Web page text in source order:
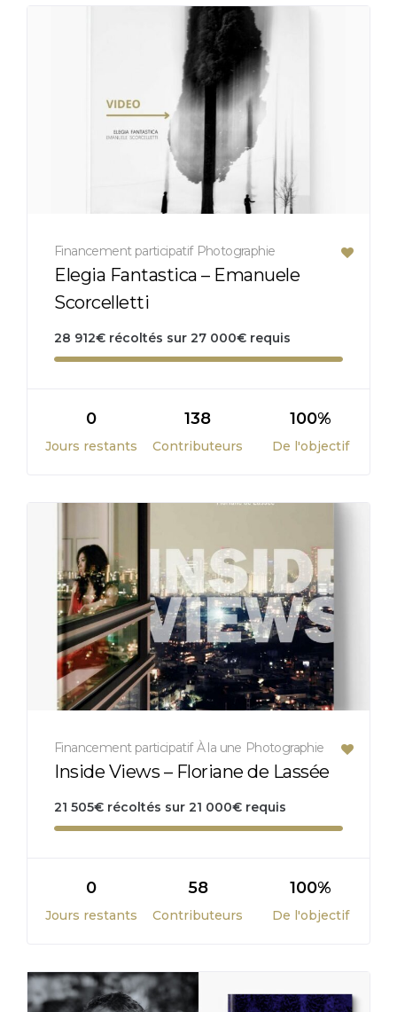
Financement participatif Photographie
Elegia Fantastica – Emanuele
Scorcelletti
28 912€ récoltés sur 27 000€ requis
0
Jours restants
138
Contributeurs
100%
De l'objectif
Financement participatif À la une Photographie
Inside Views – Floriane de Lassée
21 505€ récoltés sur 21 000€ requis
0
Jours restants
58
Contributeurs
100%
De l'objectif